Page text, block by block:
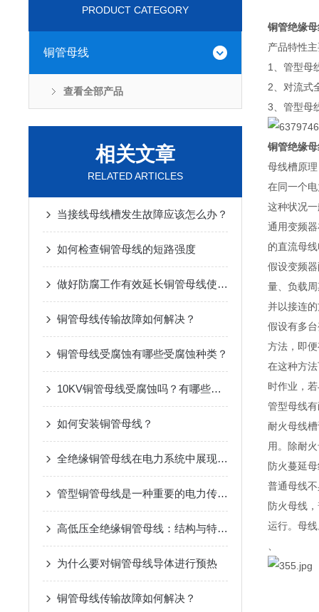
PRODUCT CATEGORY
铜管母线
查看全部产品
相关文章
RELATED ARTICLES
当接线母线槽发生故障应该怎么办？
如何检查铜管母线的短路强度
做好防腐工作有效延长铜管母线使用寿命
铜管母线传输故障如何解决？
铜管母线受腐蚀有哪些受腐蚀种类？
10KV铜管母线受腐蚀吗？有哪些受腐蚀种类？
如何安装铜管母线？
全绝缘铜管母线在电力系统中展现出了巨大优势
管型铜管母线是一种重要的电力传输设备
高低压全绝缘铜管母线：结构与特点深度解析
为什么要对铜管母线导体进行预热
铜管母线传输故障如何解决？
铜管绝缘
产品特性
1、管型母
2、对流式
3、管型母
铜管绝缘
母线槽原
在同一个
这种状况
通用变频
的直流母
假设变频
量、负载
并以接连
假设有多
方法，即
在这种方
时作业，
管型母线
耐火母线
用。除耐
防火蔓延
普通母线
防火母线
运行。母